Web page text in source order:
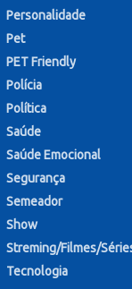
Personalidade
Pet
PET Friendly
Polícia
Política
Saúde
Saúde Emocional
Segurança
Semeador
Show
Streming/Filmes/
Tecnologia